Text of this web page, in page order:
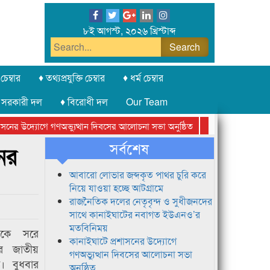
৮ই আগস্ট, ২০২৬ খ্রিস্টাব্দ
♦ তথ্যপ্রযুক্তি চেম্বার
♦ ধর্ম চেম্বার
দল ♦ বিরোধী দল
Our Team
উদ্যোগে গণঅভ্যুত্থান দিবসের আলোচনা সভা অনুষ্ঠিত
সিলেট অনলাইন
সরে
জাতীয়
বুধবার
সর্বশেষ
আবারো লোভার জব্দকৃত পাথর চুরি করে
নিয়ে যাওয়া হচ্ছে আটগ্রামে
রাজনৈতিক দলের নেতৃবৃন্দ ও সুধীজনদের
সাথে কানাইঘাটের নবাগত ইউএনও’র
মতবিনিময়
কানাইঘাটে প্রশাসনের উদ্যোগে
গণঅভ্যুত্থান দিবসের আলোচনা সভা